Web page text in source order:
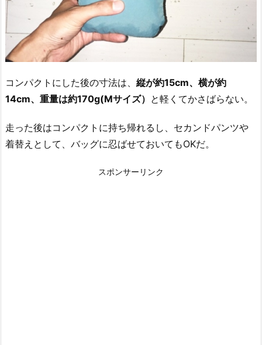
コンパクトにした後の寸法は、 縦が約15cm、横が約
14cm、重量は約170g(Mサイズ） と軽くてかさばらない。
走った後はコンパクトに持ち帰れるし、セカンドパンツや
着替えとして、バッグに忍ばせておいてもOKだ。
スポンサーリンク